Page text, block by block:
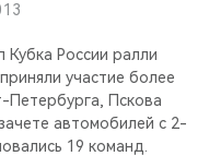
Кубка России ралли
участие более
Петербурга, Пскова
автомобилей с 2-
19 команд.